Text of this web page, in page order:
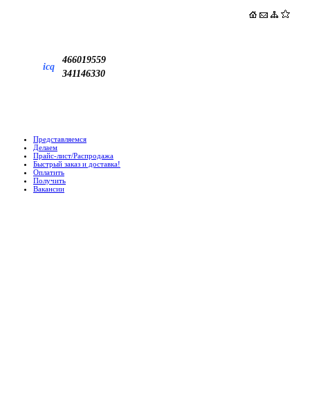
icq
466019559
341146330
Представляемся
Делаем
Прайс-лист/Распродажа
Быстрый заказ и доставка!
Оплатить
Получить
Вакансии